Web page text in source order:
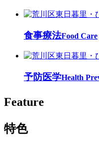
食事療法Food Care
予防医学Health
Feature
特色